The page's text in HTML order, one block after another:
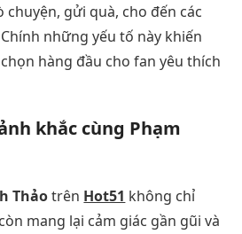
gửi quà, cho đến các
những yếu tố này khiến
hàng đầu cho fan yêu thích
khắc cùng Phạm
Thảotrên Hot51 không chỉ
mang lại cảm giác gần gũi và